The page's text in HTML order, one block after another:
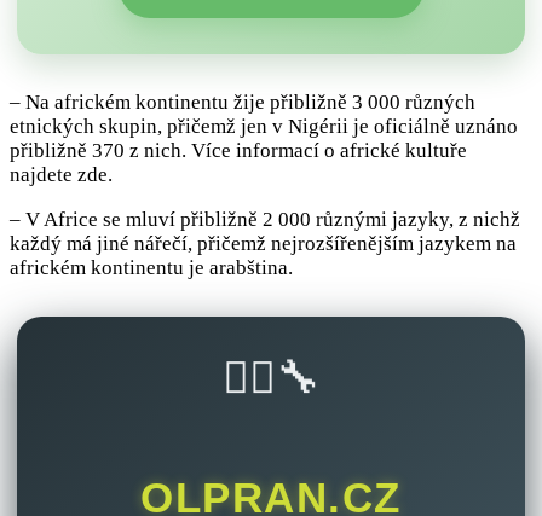
– Na africkém kontinentu žije přibližně 3 000 různých
etnických skupin, přičemž jen v Nigérii je oficiálně uznáno
přibližně 370 z nich. Více informací o africké kultuře
najdete zde.
– V Africe se mluví přibližně 2 000 různými jazyky, z nichž
každý má jiné nářečí, přičemž nejrozšířenějším jazykem na
africkém kontinentu je arabština.
🚴‍♂️🔧
OLPRAN.CZ